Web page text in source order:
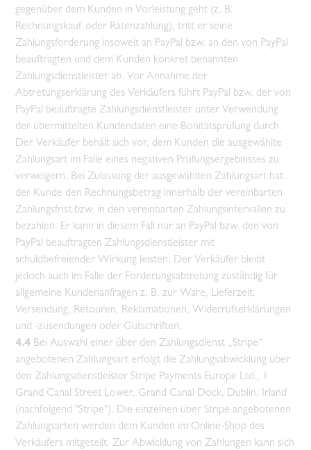
gegenüber dem Kunden in Vorleistung geht (z. B.
Rechnungskauf oder Ratenzahlung), tritt er seine
Zahlungsforderung insoweit an PayPal bzw. an den von PayPal
beauftragten und dem Kunden konkret benannten
Zahlungsdienstleister ab. Vor Annahme der
Abtretungserklärung des Verkäufers führt PayPal bzw. der von
PayPal beauftragte Zahlungsdienstleister unter Verwendung
der übermittelten Kundendaten eine Bonitätsprüfung durch.
Der Verkäufer behält sich vor, dem Kunden die ausgewählte
Zahlungsart im Falle eines negativen Prüfungsergebnisses zu
verweigern. Bei Zulassung der ausgewählten Zahlungsart hat
der Kunde den Rechnungsbetrag innerhalb der vereinbarten
Zahlungsfrist bzw. in den vereinbarten Zahlungsintervallen zu
bezahlen. Er kann in diesem Fall nur an PayPal bzw. den von
PayPal beauftragten Zahlungsdienstleister mit
schuldbefreiender Wirkung leisten. Der Verkäufer bleibt
jedoch auch im Falle der Forderungsabtretung zuständig für
allgemeine Kundenanfragen z. B. zur Ware, Lieferzeit,
Versendung, Retouren, Reklamationen, Widerrufserklärungen
und -zusendungen oder Gutschriften.
4.4 Bei Auswahl einer über den Zahlungsdienst „Stripe“
angebotenen Zahlungsart erfolgt die Zahlungsabwicklung über
den Zahlungsdienstleister Stripe Payments Europe Ltd., 1
Grand Canal Street Lower, Grand Canal Dock, Dublin, Irland
(nachfolgend "Stripe"). Die einzelnen über Stripe angebotenen
Zahlungsarten werden dem Kunden im Online-Shop des
Verkäufers mitgeteilt. Zur Abwicklung von Zahlungen kann sich